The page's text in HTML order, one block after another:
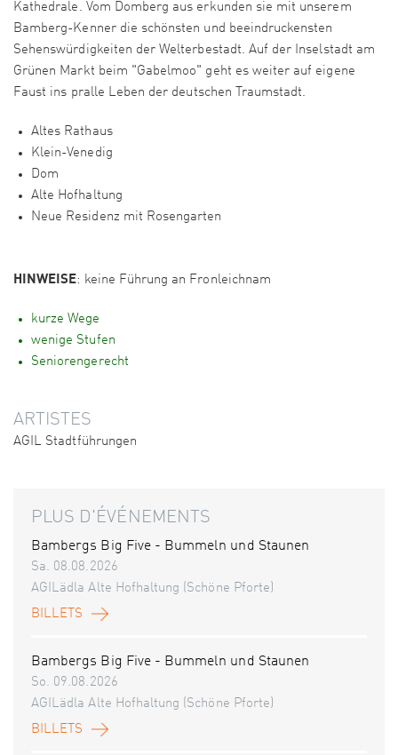
Kathedrale. Vom Domberg aus erkunden sie mit unserem
Bamberg-Kenner die schönsten und beeindruckensten
Sehenswürdigkeiten der Welterbestadt. Auf der Inselstadt am
Grünen Markt beim "Gabelmoo" geht es weiter auf eigene
Faust ins pralle Leben der deutschen Traumstadt.
Altes Rathaus
Klein-Venedig
Dom
Alte Hofhaltung
Neue Residenz mit Rosengarten
HINWEISE: keine Führung an Fronleichnam
kurze Wege
wenige Stufen
Seniorengerecht
ARTISTES
AGIL Stadtführungen
PLUS D'ÉVÉNEMENTS
Bambergs Big Five - Bummeln und Staunen
Sa. 08.08.2026
AGILädla Alte Hofhaltung (Schöne Pforte)
BILLETS
Bambergs Big Five - Bummeln und Staunen
So. 09.08.2026
AGILädla Alte Hofhaltung (Schöne Pforte)
BILLETS